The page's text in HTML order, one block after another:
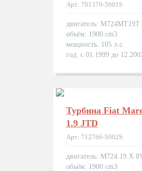
Арт: 701370-5001S
двигатель: M724MT19T
объём: 1900 cm3
мощность: 105 л.с.
год: с 01.1999 до
Турбина Fiat
1.9 JTD
Арт: 712766-5002S
двигатель: M724.19.X
объём: 1900 cm3